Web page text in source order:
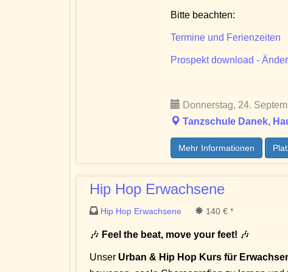
Bitte beachten:
Termine und Ferienzeiten
Prospekt download -
Donnerstag, 24.
Tanzschule Danek,
Mehr Informationen
Hip Hop Erwachsene
Hip Hop Erwachsene 140 € *
🎶 Feel the beat, move your feet! 🎶
Unser Urban & Hip Hop Kurs für